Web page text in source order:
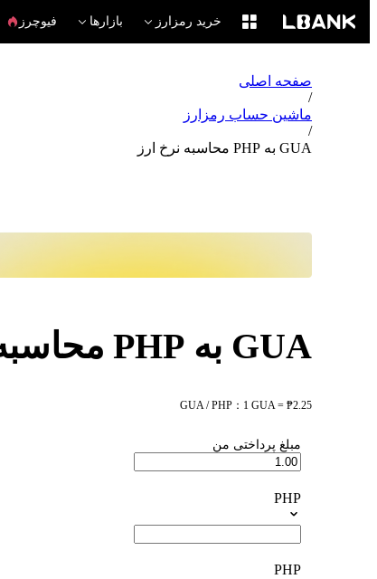
خرید رمزارز بازارها فیوچرز
صفحه اصلی
/
ماشین حساب رمزارز
/
GUA به PHP محاسبه نرخ ارز
GUA به PHP محاسبه نرخ ارز
GUA / PHP：1 GUA = ₱2.25
مبلغ پرداختی من
PHP
PHP